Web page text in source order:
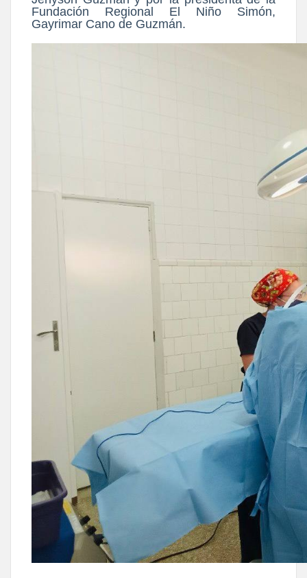
Fundación Regional El Niño Simón,
Gayrimar Cano de Guzmán.